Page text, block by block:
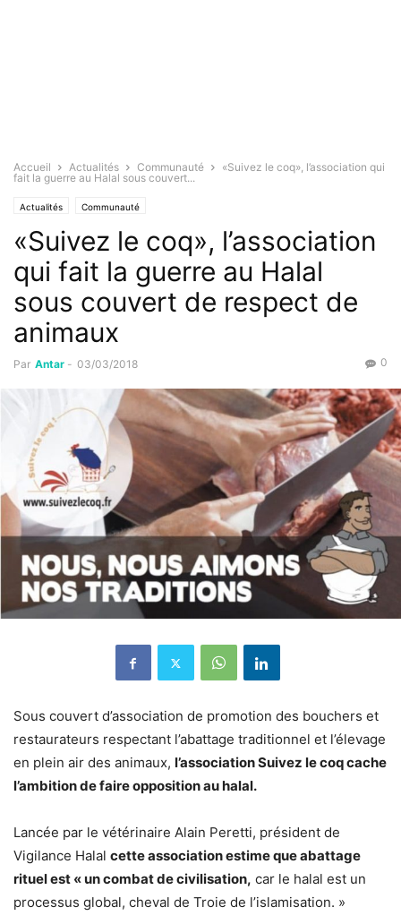
Accueil Actualités Communauté
«Suivez le coq», l’association qui
fait la guerre au Halal sous couvert...
Actualités Communauté
«Suivez le coq», l’association
qui fait la guerre au Halal
sous couvert de respect de
animaux
Par Antar - 03/03/2018 0
Sous couvert d’association de promotion des bouchers et
restaurateurs respectant l’abattage traditionnel et l’élevage
en plein air des animaux, l’association Suivez le coq cache
l’ambition de faire opposition au halal.
Lancée par le vétérinaire Alain Peretti, président de
Vigilance Halal cette association estime que abattage
rituel est « un combat de civilisation, car le halal est un
processus global, cheval de Troie de l’islamisation. »